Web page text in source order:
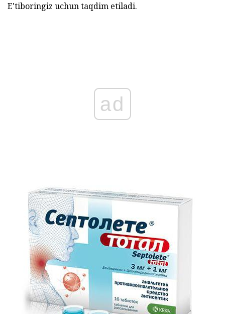
E'tiboringiz uchun taqdim etiladi.
ad